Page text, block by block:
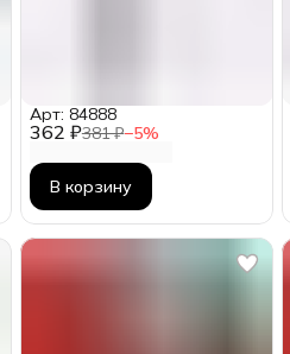
362 ₽381 ₽−5%
Арт: 84888
В корзину